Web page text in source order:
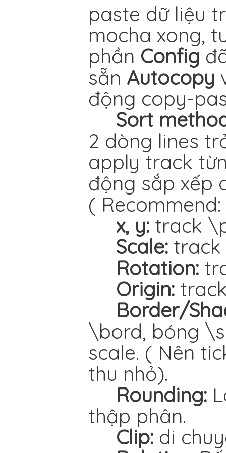
paste dữ liệu
mocha xong,
phần Config
sẵn Autocopy
động copy-
Sort
2 dòng lines
apply track
động sắp xếp
( Recommend:
x, y: track
Scale:
Rotation:
Origin:
Border/
\bord, bóng
scale. ( Nên
thu nhỏ).
Rounding:
thập phân.
Clip: di